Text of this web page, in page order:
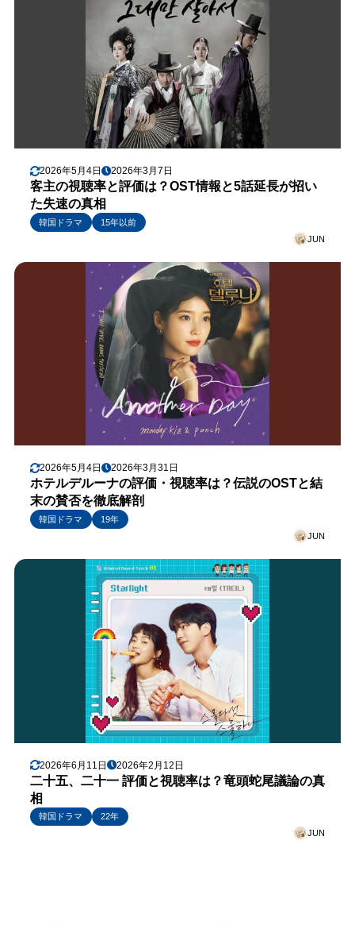
2026年5月4日 2026年3月7日
客主の視聴率と評価は？OST情報と5話延長が招い
た失速の真相
韓国ドラマ
15年以前
JUN
2026年5月4日 2026年3月31日
ホテルデルーナの評価・視聴率は？伝説のOSTと結
末の賛否を徹底解剖
韓国ドラマ
19年
JUN
2026年6月11日 2026年2月12日
二十五、二十一 評価と視聴率は？竜頭蛇尾議論の真
相
韓国ドラマ
22年
JUN